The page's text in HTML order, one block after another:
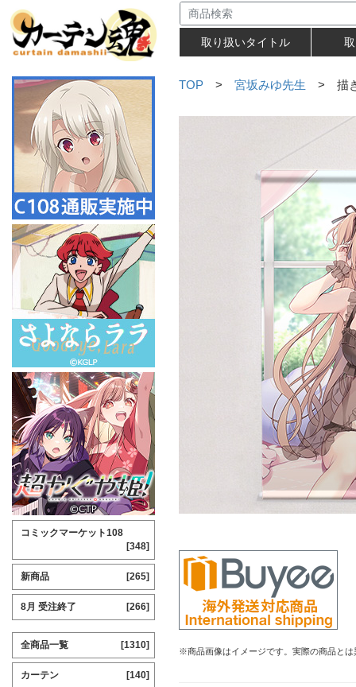
取り扱いタイトル
TOP > 宮坂みゆ先生 > 描き
※商品画像はイメージです。実際の商品と
コミックマーケット108
[348]
新商品 [265]
8月 受注終了 [266]
全商品一覧 [1310]
カーテン [140]